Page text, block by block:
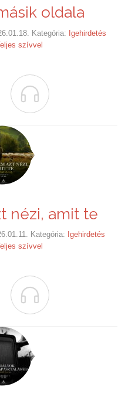
oldala
Kategória: Igehirdetés
szívvel

nézi, amit te
Kategória: Igehirdetés
szívvel
